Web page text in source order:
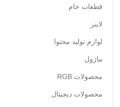
قطعات خام
لاینر
لوازم تولید محتوا
ماژول
محصولات RGB
محصولات دیجیتال